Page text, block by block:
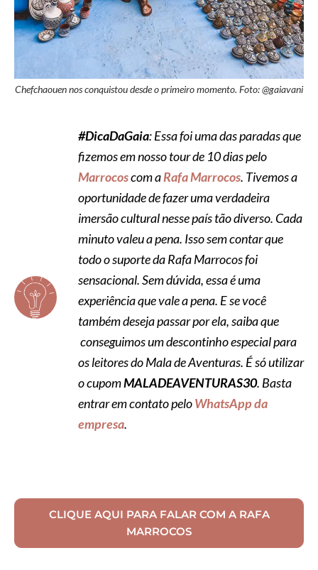
Chefchaouen nos conquistou desde o primeiro momento. Foto: @gaiavani
#DicaDaGaia: Essa foi uma das paradas que
fizemos em nosso tour de 10 dias pelo
Marrocoscom aRafa Marrocos. Tivemos a
oportunidade de fazer uma verdadeira
imersão cultural nesse país tão diverso. Cada
minuto valeu a pena. Isso sem contar que
todo o suporte da Rafa Marrocos foi
sensacional. Sem dúvida, essa é uma
experiência que vale a pena. E se você
também deseja passar por ela, saiba que
conseguimos um descontinho especial para
os leitores do Mala de Aventuras. É só utilizar
o cupomMALADEAVENTURAS30. Basta
entrar em contato peloWhatsApp da
empresa.
CLIQUE AQUI PARA FALAR COM A RAFA
MARROCOS